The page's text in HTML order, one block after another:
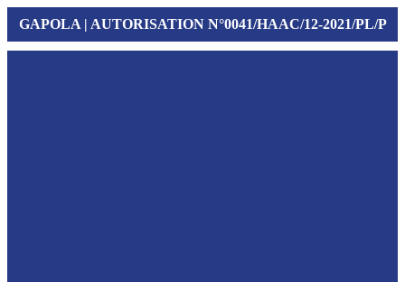
GAPOLA | AUTORISATION N°0041/HAAC/12-2021/PL/P